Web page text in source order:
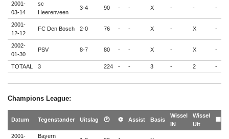
2001-
03-14
sc
Heerenveen
3-4 90 - - X - - -
2001-
12-12
FC Den Bosch 2-0 76 - - X - X -
2002-
01-30
PSV 8-7 80 - - X - X -
TOTAAL 3 224 - - 3 - 2 -
Champions League:
Datum Tegenstander Uitslag 🕐 ⚽ Assist Basis
Wissel
IN
Wissel
Uit
🟨
2001-
Bayern